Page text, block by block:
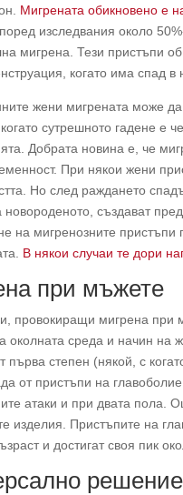
Мигрената обикновено е
изследвания около
мигрена. Тези пристъпи
когато има спад в
жени мигрената може
сутрешното гадене е
Добрата новина е, че
При някои жени
Но след раждането
новороденото, създават
на мигренозните
В някои случаи те дори
при мъжете
провокиращи мигрена при
околната среда и начин на
първа степен (някой, с
от пристъпи на
атаки и при двата пола.
изделия. Пристъпите на
и достигат своя пик